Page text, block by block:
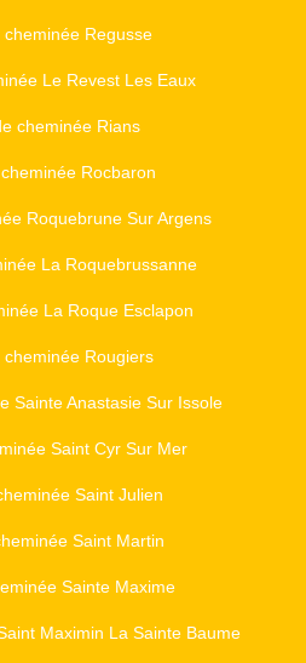
cheminée Regusse
Le Revest Les Eaux
cheminée Rians
Rocbaron
Roquebrune Sur Argens
La Roquebrussanne
La Roque Esclapon
Rougiers
Sainte Anastasie Sur Issole
Saint Cyr Sur Mer
Saint Julien
Saint Martin
Sainte Maxime
Maximin La Sainte Baume